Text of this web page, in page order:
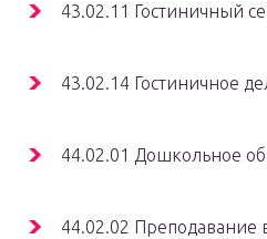
43.02.11 Гостиничный
43.02.14 Гостиничное
44.02.01 Дошкольное
44.02.02 Преподавание